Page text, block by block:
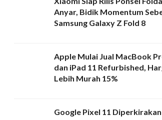
Anyar, Bidik Momentum
Samsung Galaxy Z Fold 8
Apple Mulai Jual MacBook
dan iPad 11 Refurbished,
Lebih Murah 15%
Google Pixel 11 Diperkirakan